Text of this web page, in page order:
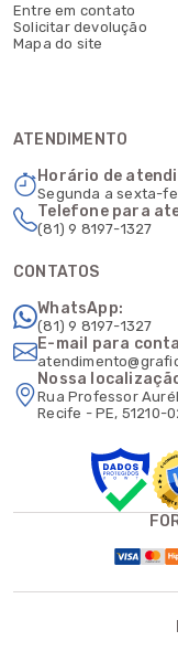
Entre em contato
Solicitar devolução
Mapa do site
ATENDIMENTO
Horário de
Segunda a sexta-
Telefone para
(81) 9 8197-1327
CONTATOS
WhatsApp:
(81) 9 8197-1327
E-mail para
Nossa
Rua Professor
Recife - PE, 51210-